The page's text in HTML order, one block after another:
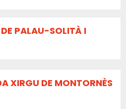
PALAU-SOLITÀ I
XIRGU DE MONTORNÈS